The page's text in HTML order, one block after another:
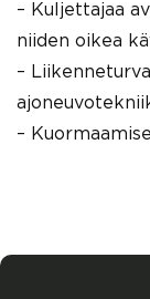
– Kuljettajaa
niiden oikea
–
–